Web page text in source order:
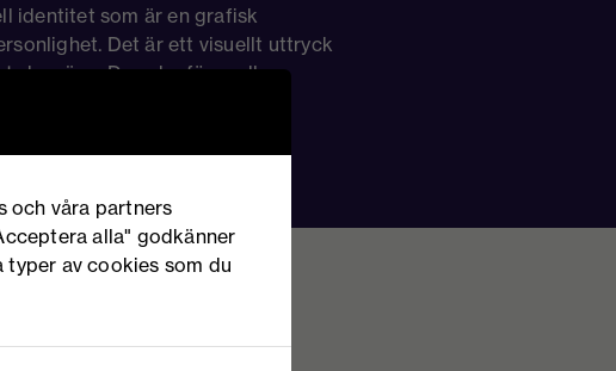
identitet som är en grafisk
Det är ett visuellt uttryck
ska säga. Den ska förmedla
och våra partners
alla" godkänner
typer av cookies som du